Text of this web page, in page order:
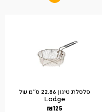
סלסלת טיגון 22.86 ס"מ של
Lodge
₪125